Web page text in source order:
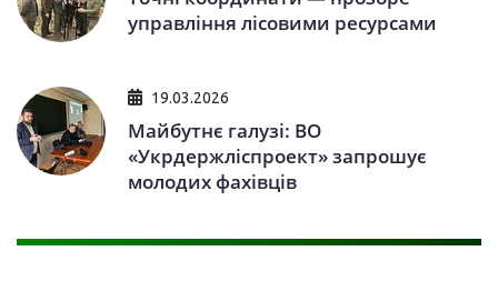
управління лісовими ресурсами
19.03.2026
Майбутнє галузі: ВО
«Укрдержліспроект» запрошує
молодих фахівців